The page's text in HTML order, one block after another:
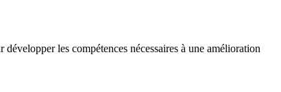
les compétences nécessaires à une amélioration